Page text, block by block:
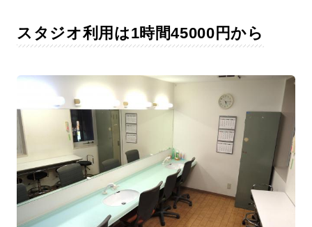
スタジオ利用は1時間45000円から